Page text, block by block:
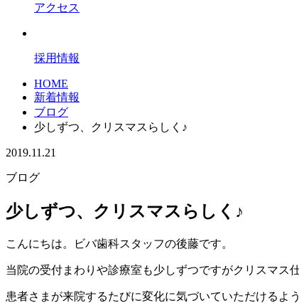
アクセス
採用情報
HOME
新着情報
ブログ
少しずつ、クリスマスらしく♪
2019.11.21
ブログ
少しずつ、クリスマスらしく♪
こんにちは。ビバ歯科スタッフの後藤です。
当院の受付まわりや診療室も少しずつですがクリスマス
患者さまが来院するたびに変化に気づいていただけるよ